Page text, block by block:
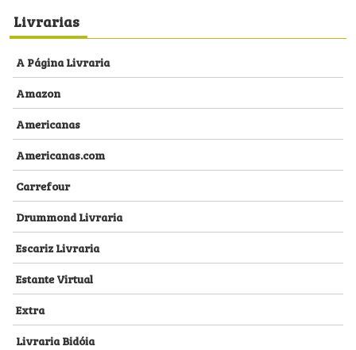
Livrarias
A Página Livraria
Amazon
Americanas
Americanas.com
Carrefour
Drummond Livraria
Escariz Livraria
Estante Virtual
Extra
Livraria Bidóia